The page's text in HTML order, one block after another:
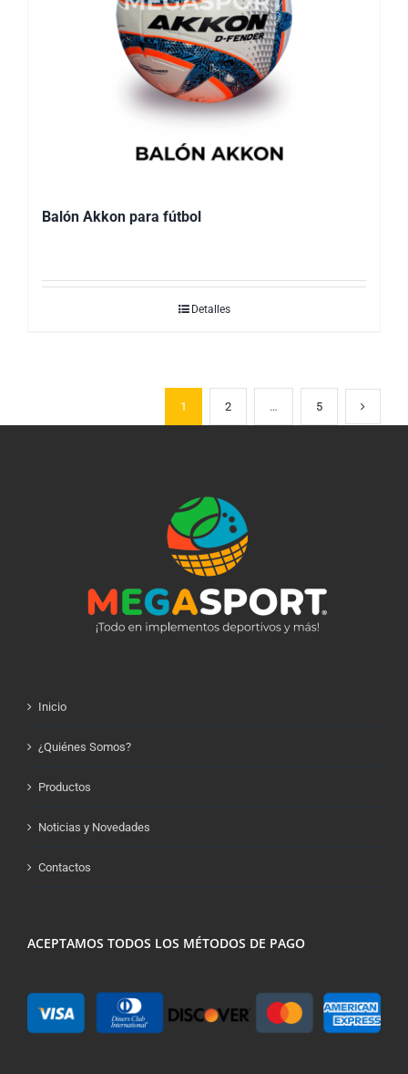
Balón Akkon para fútbol
Detalles
1 2 … 5
Inicio
¿Quiénes Somos?
Productos
Noticias y Novedades
Contactos
ACEPTAMOS TODOS LOS MÉTODOS DE PAGO